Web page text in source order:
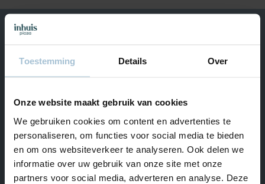
Toestemming Details Over
Onze website maakt gebruik van cookies
We gebruiken cookies om content en advertenties te
personaliseren, om functies voor social media te bieden
en om ons websiteverkeer te analyseren. Ook delen we
informatie over uw gebruik van onze site met onze
partners voor social media, adverteren en analyse. Deze
We helpen je graag
+31 (0) 180 – 555 900
Naar Hulp & Contact